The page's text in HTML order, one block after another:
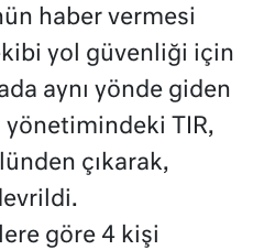
haber vermesi
yol güvenliği için
aynı yönde giden
yönetimindeki TIR,
çıkarak,
göre 4 kişi